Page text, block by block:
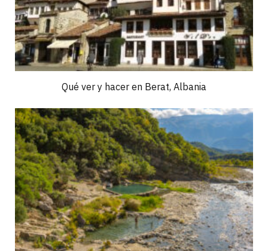
Qué ver y hacer en Berat, Albania